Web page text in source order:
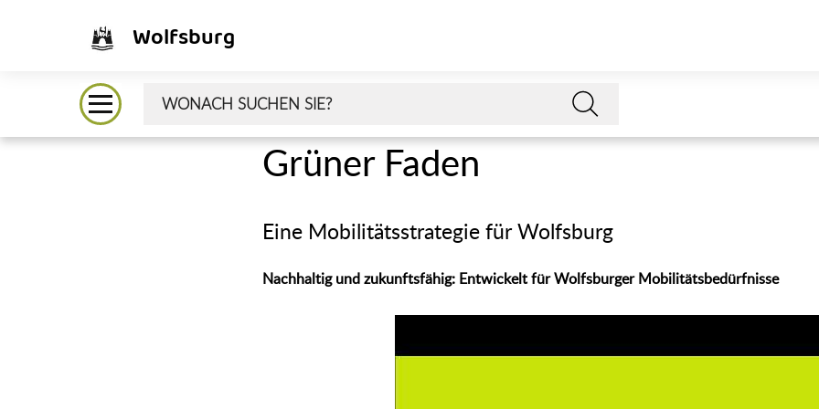
Wolfsburg
Grüner Faden
Eine Mobilitätsstrategie für Wolfsburg
Nachhaltig und zukunftsfähig: Entwickelt für Wolfsburger Mobilitätsbedürfnisse